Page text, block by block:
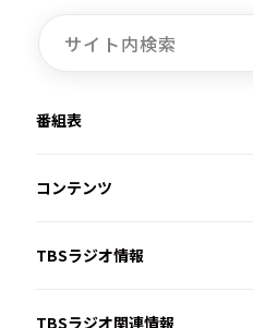
番組表
コンテンツ
TBSラジオ情報
TBSラジオ関連情報